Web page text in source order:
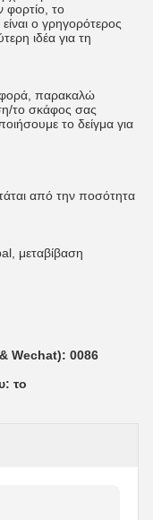
φορτίο, το
ο γρηγορότερος
ιδέα για τη
παρακαλώ
το σκάφος σας
το δείγμα για
από την ποσότητα
μεταβίβαση
Wechat): 0086
το